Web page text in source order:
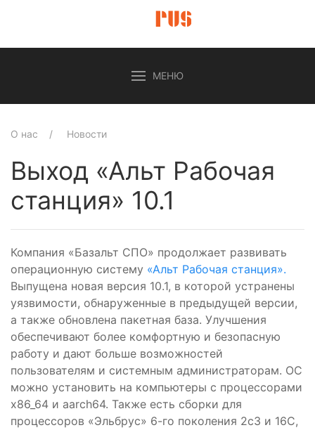
МЕНЮ
О нас Новости
Выход «Альт Рабочая
станция» 10.1
Компания «Базальт СПО» продолжает развивать
операционную систему «Альт Рабочая станция».
Выпущена новая версия 10.1, в которой устранены
уязвимости, обнаруженные в предыдущей версии,
а также обновлена пакетная база. Улучшения
обеспечивают более комфортную и безопасную
работу и дают больше возможностей
пользователям и системным администраторам. ОС
можно установить на компьютеры с процессорами
x86_64 и aarch64. Также есть сборки для
процессоров «Эльбрус» 6-го поколения 2с3 и 16С,